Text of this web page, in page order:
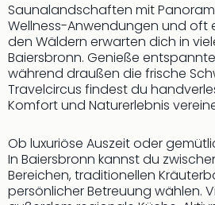
Saunalandschaften mit
Wellness-Anwendungen und oft
den Wäldern erwarten dich in
Baiersbronn. Genieße
während draußen die frische
Travelcircus findest du
Komfort und Naturerlebnis
Ob luxuriöse Auszeit oder
In Baiersbronn kannst du
Bereichen, traditionellen
persönlicher Betreuung wählen.